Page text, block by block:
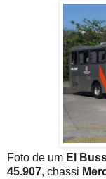
Foto de um El
45.907, chassi